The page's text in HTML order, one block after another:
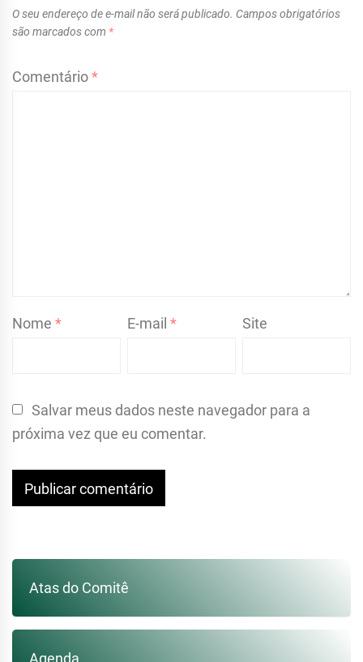
O seu endereço de e-mail não será publicado. Campos obrigatórios
são marcados com *
Comentário*
Nome * E-mail* Site
Salvar meus dados neste navegador para a
próxima vez que eu comentar.
Atas do Comitê
Agenda